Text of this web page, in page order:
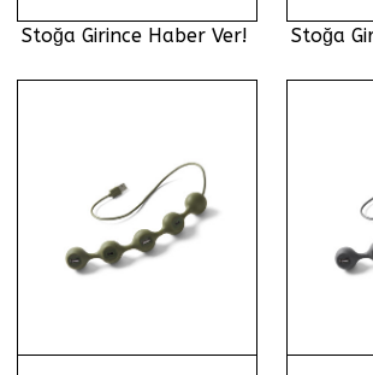
Stoğa Girince Haber Ver! Stoğa